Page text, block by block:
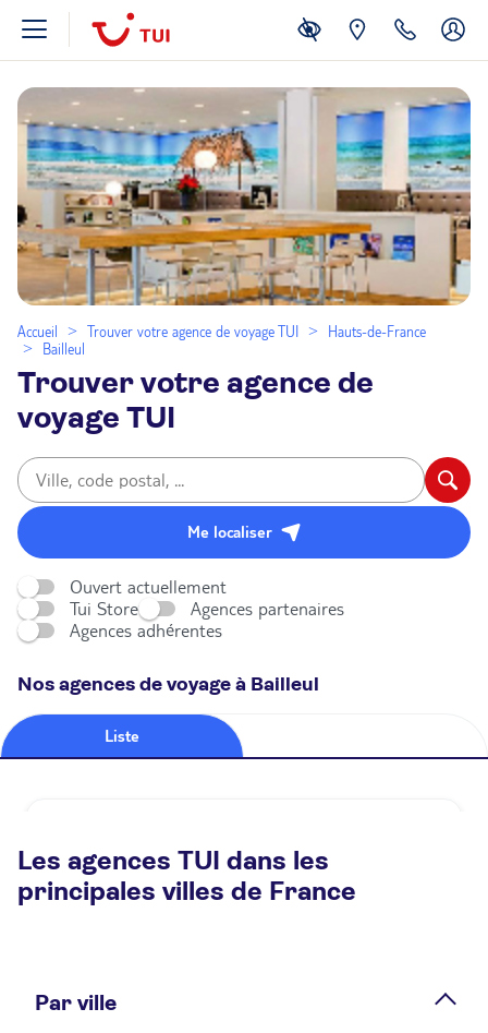
Accueil Trouver votre agence de voyage TUI
Hauts-de-France
Bailleul
Trouver votre agence de
voyage TUI
Me localiser
Ouvert actuellement
Tui Store
Agences partenaires
Agences adhérentes
Nos agences de voyage à Bailleul
Liste
Carte
Fermé.Ouvre demain à 10:00
19ter Rue de Lille 59270 Bailleul
Les agences TUI dans les
principales villes de France
Par ville